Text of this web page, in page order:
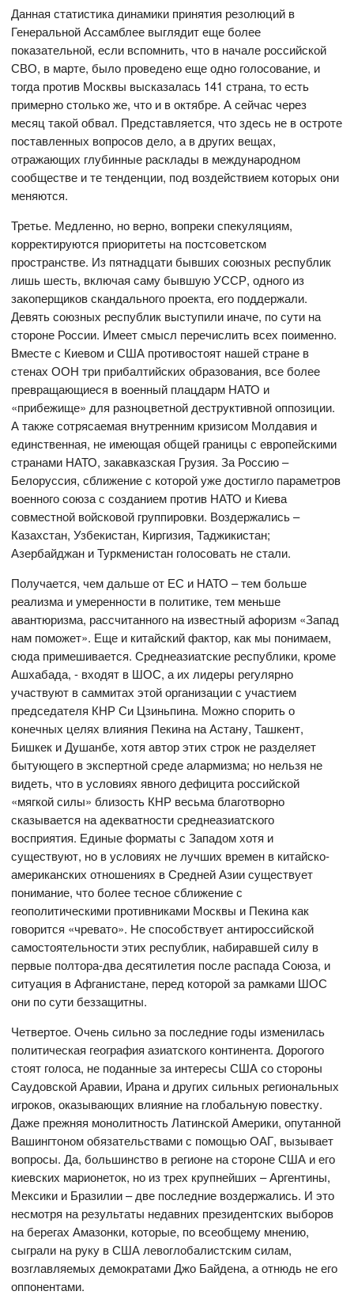
Данная статистика динамики принятия резолюций в
Генеральной Ассамблее выглядит еще более
показательной, если вспомнить, что в начале российской
СВО, в марте, было проведено еще одно голосование, и
тогда против Москвы высказалась 141 страна, то есть
примерно столько же, что и в октябре. А сейчас через
месяц такой обвал. Представляется, что здесь не в остроте
поставленных вопросов дело, а в других вещах,
отражающих глубинные расклады в международном
сообществе и те тенденции, под воздействием которых они
меняются.
Третье. Медленно, но верно, вопреки спекуляциям,
корректируются приоритеты на постсоветском
пространстве. Из пятнадцати бывших союзных республик
лишь шесть, включая саму бывшую УССР, одного из
закоперщиков скандального проекта, его поддержали.
Девять союзных республик выступили иначе, по сути на
стороне России. Имеет смысл перечислить всех поименно.
Вместе с Киевом и США противостоят нашей стране в
стенах ООН три прибалтийских образования, все более
превращающиеся в военный плацдарм НАТО и
«прибежище» для разноцветной деструктивной оппозиции.
А также сотрясаемая внутренним кризисом Молдавия и
единственная, не имеющая общей границы с европейскими
странами НАТО, закавказская Грузия. За Россию –
Белоруссия, сближение с которой уже достигло параметров
военного союза с созданием против НАТО и Киева
совместной войсковой группировки. Воздержались –
Казахстан, Узбекистан, Киргизия, Таджикистан;
Азербайджан и Туркменистан голосовать не стали.
Получается, чем дальше от ЕС и НАТО – тем больше
реализма и умеренности в политике, тем меньше
авантюризма, рассчитанного на известный афоризм «Запад
нам поможет». Еще и китайский фактор, как мы понимаем,
сюда примешивается. Среднеазиатские республики, кроме
Ашхабада, - входят в ШОС, а их лидеры регулярно
участвуют в саммитах этой организации с участием
председателя КНР Си Цзиньпина. Можно спорить о
конечных целях влияния Пекина на Астану, Ташкент,
Бишкек и Душанбе, хотя автор этих строк не разделяет
бытующего в экспертной среде алармизма; но нельзя не
видеть, что в условиях явного дефицита российской
«мягкой силы» близость КНР весьма благотворно
сказывается на адекватности среднеазиатского
восприятия. Единые форматы с Западом хотя и
существуют, но в условиях не лучших времен в китайско-
американских отношениях в Средней Азии существует
понимание, что более тесное сближение с
геополитическими противниками Москвы и Пекина как
говорится «чревато». Не способствует антироссийской
самостоятельности этих республик, набиравшей силу в
первые полтора-два десятилетия после распада Союза, и
ситуация в Афганистане, перед которой за рамками ШОС
они по сути беззащитны.
Четвертое. Очень сильно за последние годы изменилась
политическая география азиатского континента. Дорогого
стоят голоса, не поданные за интересы США со стороны
Саудовской Аравии, Ирана и других сильных региональных
игроков, оказывающих влияние на глобальную повестку.
Даже прежняя монолитность Латинской Америки, опутанной
Вашингтоном обязательствами с помощью ОАГ, вызывает
вопросы. Да, большинство в регионе на стороне США и его
киевских марионеток, но из трех крупнейших – Аргентины,
Мексики и Бразилии – две последние воздержались. И это
несмотря на результаты недавних президентских выборов
на берегах Амазонки, которые, по всеобщему мнению,
сыграли на руку в США левоглобалистским силам,
возглавляемых демократами Джо Байдена, а отнюдь не его
оппонентами.